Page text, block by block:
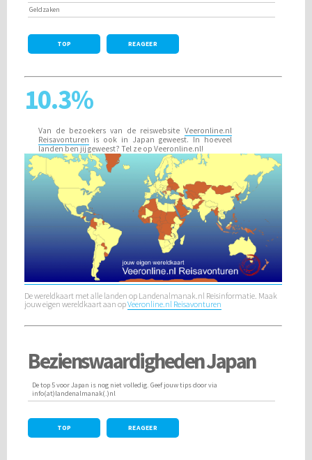
Geldzaken
TOP REAGEER
10.3%
Van de bezoekers van de reiswebsite Veeronline.nl
Reisavonturen is ook in Japan geweest. In hoeveel
landen ben jij geweest? Tel ze op Veeronline.nl!
De wereldkaart met alle landen op Landenalmanak.nl Reisinformatie. Maak
jouw eigen wereldkaart aan opVeeronline.nl Reisavonturen
Bezienswaardigheden Japan
De top 5 voor Japan is nog niet volledig. Geef jouw tips door via
info(at)landenalmanak(.)nl
TOP REAGEER